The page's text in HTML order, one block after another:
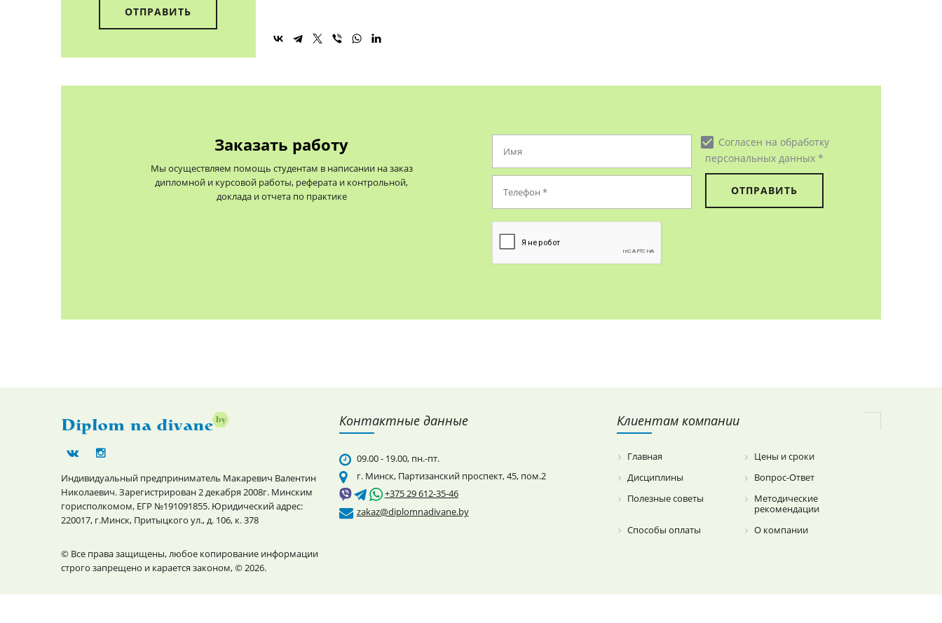
Заказать работу
Мы осуществляем помощь студентам в написании на заказ
дипломной и курсовой работы, реферата и контрольной,
доклада и отчета по практике
check_box Согласен на обработку
персональных данных *
Индивидуальный предприниматель Макаревич Валентин
Николаевич. Зарегистрирован 2 декабря 2008г. Минским
горисполкомом, ЕГР №191091855. Юридический адрес:
220017, г.Минск, Притыцкого ул., д. 106, к. 378
© Все права защищены, любое копирование информации
строго запрещено и карается законом, © 2026.
Контактные данные
09.00 - 19.00, пн.-пт.
г. Минск, Партизанский проспект, 45, пом.2
+375 29 612-35-46
zakaz@diplomnadivane.by
Клиентам компании
Главная
Цены и сроки
Дисциплины
Вопрос-Ответ
Полезные советы
Методические
рекомендации
Способы оплаты
О компании